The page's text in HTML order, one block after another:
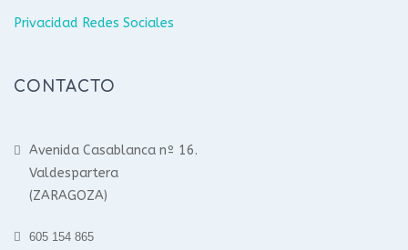
Privacidad Redes Sociales
CONTACTO
Avenida Casablanca nº 16.
Valdespartera
(ZARAGOZA)
605 154 865